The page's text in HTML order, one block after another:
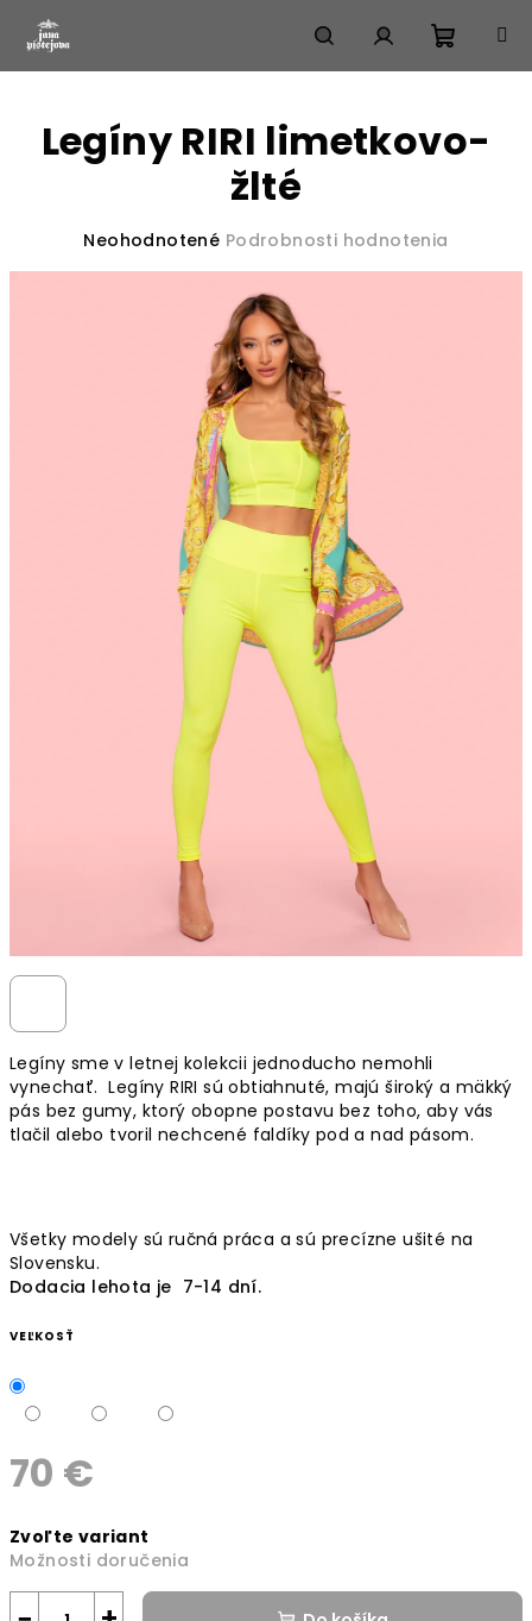
obsah
HľadaťPrihlásenie
košík
Legíny sme v letnej kolekcii jednoducho nemohli
vynechať. Legíny RIRI sú obtiahnuté, majú široký a mäkký
pás bez gumy, ktorý obopne postavu bez toho, aby vás
tlačil alebo tvoril nechcené faldíky pod a nad pásom.
Všetky modely sú ručná práca a sú precízne ušité na
Slovensku.
Dodacia lehota je 7-14 dní.
VEĽKOSŤ
70 €
cena:
Zvoľte variant
Možnosti doručenia
Legíny RIRI limetkovo-
žlté
Priemerné
Neohodnotené Podrobnosti hodnotenia